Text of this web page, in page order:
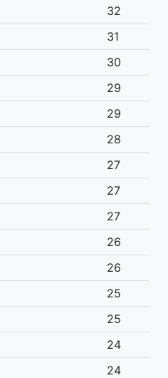
32
31
30
29
29
28
27
27
27
26
26
25
25
24
24